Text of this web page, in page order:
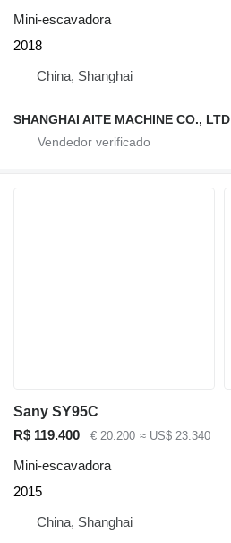
Mini-escavadora
2018
China, Shanghai
SHANGHAI AITE MACHINE CO., LTD
Sany SY95C
R$ 119.400
€ 20.200 ≈ US$ 23.340
Mini-escavadora
2015
China, Shanghai